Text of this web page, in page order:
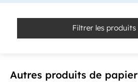
Filtrer les produits
Autres produits de papier